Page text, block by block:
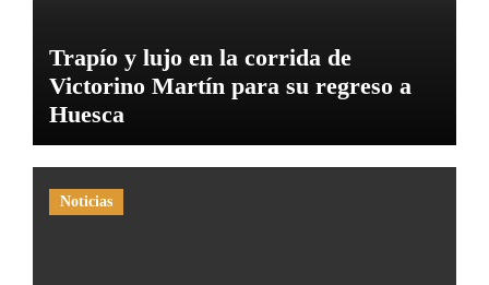
Trapío y lujo en la corrida de
Victorino Martín para su regreso a
Huesca
Noticias